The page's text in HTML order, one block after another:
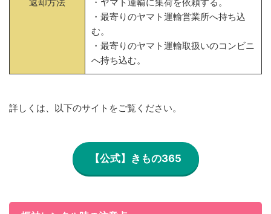
・最寄りのヤマト運輸営業所へ持ち込
む。
・最寄りのヤマト運輸取扱いのコンビニ
へ持ち込む。
詳しくは、以下のサイトをご覧ください。
【公式】きもの365